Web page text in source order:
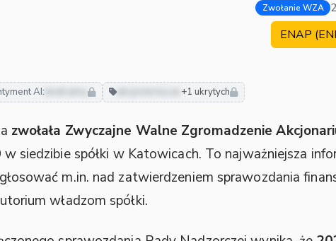
Zwołanie WZA
ENAP
AI: neutralny akcjonariusze +1 ukrytych
zwołała Zwyczajne Walne Zgromadzenie
w siedzibie spółki w Katowicach. To najważniejsza
m.in. nad zatwierdzeniem sprawozdania
władzom spółki.